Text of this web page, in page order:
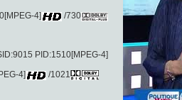
4]
/730
PID:1510[MPEG-4]
4]
/1021